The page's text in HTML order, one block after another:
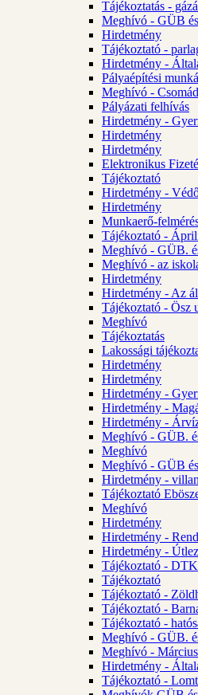
Tájékoztatás -
Meghívó - GÜB
Hirdetmény
Tájékoztató -
Hirdetmény -
Pályaépítési
Meghívó -
Pályázati felhívás
Hirdetmény -
Hirdetmény
Hirdetmény
Elektronikus
Tájékoztató
Hirdetmény -
Hirdetmény
Munkaerő-
Tájékoztató -
Meghívó - GÜB.
Meghívó - az
Hirdetmény
Hirdetmény - Az
Tájékoztató - Ösz
Meghívó
Tájékoztatás
Lakossági
Hirdetmény
Hirdetmény
Hirdetmény -
Hirdetmény -
Hirdetmény -
Meghívó - GÜB.
Meghívó
Meghívó - GÜB
Hirdetmény -
Tájékoztató
Meghívó
Hirdetmény
Hirdetmény -
Hirdetmény -
Tájékoztató -
Tájékoztató
Tájékoztató -
Tájékoztató -
Tájékoztató -
Meghívó - GÜB.
Meghívó -
Hirdetmény -
Tájékoztató -